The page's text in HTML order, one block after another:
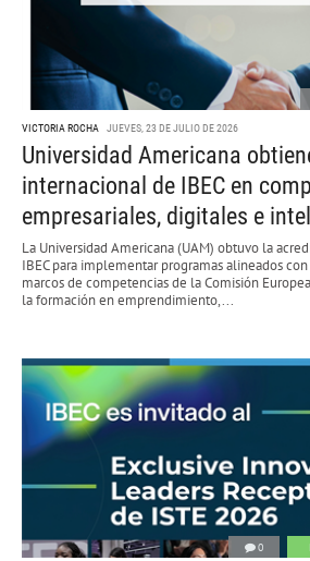
VICTORIA ROCHA JUEVES, 23 DE JULIO DE 2026
Universidad Americana
internacional de IBEC en
empresariales, digitales e
La Universidad Americana (UAM) obtuvo la
IBEC para implementar programas alineados
marcos de competencias de la Comisión
la formación en emprendimiento,...
0